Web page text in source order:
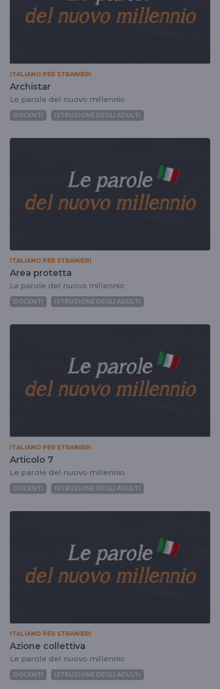
ITALIANO PER STRANIERI
Archistar
Le parole del nuovo millennio
DOCENTI ISTRUZIONE DEGLI ADULTI
ITALIANO PER STRANIERI
Area protetta
La parole del nuovo millennio
DOCENTI ISTRUZIONE DEGLI ADULTI
ITALIANO PER STRANIERI
Articolo 7
Le parole del nuovo millennio
DOCENTI ISTRUZIONE DEGLI ADULTI
ITALIANO PER STRANIERI
Azione collettiva
Le parole del nuovo millennio
DOCENTI ISTRUZIONE DEGLI ADULTI